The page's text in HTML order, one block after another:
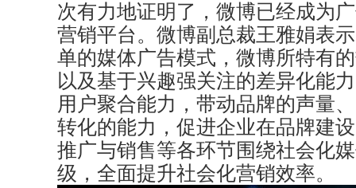
次有力地证明了，微博已经成为
营销平台。微博副总裁王雅娟表
单的媒体广告模式，微博所特有
以及基于兴趣强关注的差异化能
用户聚合能力，带动品牌的声量
转化的能力，促进企业在品牌建
推广与销售等各环节围绕社会化
级，全面提升社会化营销效率。